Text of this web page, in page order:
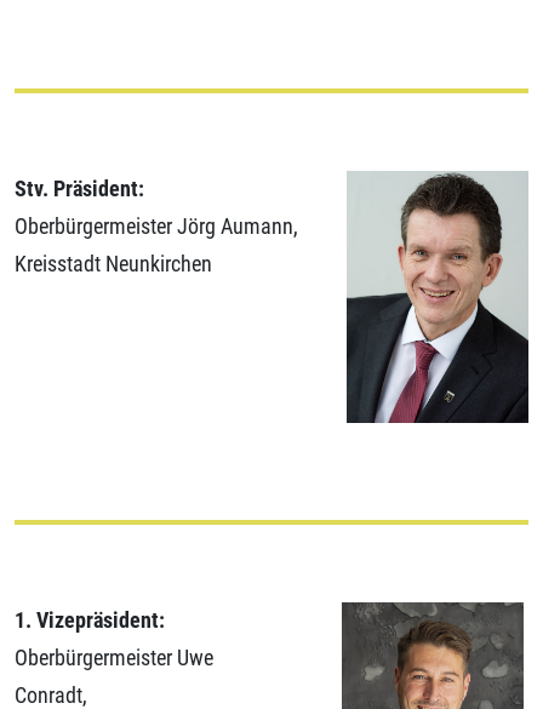
Stv. Präsident:
Oberbürgermeister Jörg Aumann,
Kreisstadt Neunkirchen
1. Vizepräsident:
Oberbürgermeister Uwe
Conradt,